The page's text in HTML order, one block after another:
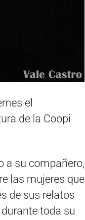
el
de la Coopi
a su compañero,
las mujeres que
de sus relatos
toda su